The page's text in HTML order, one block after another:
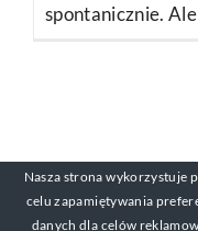
spontanicznie.
Nasza strona wykorzystuje
celu zapamiętywania
danych dla celów